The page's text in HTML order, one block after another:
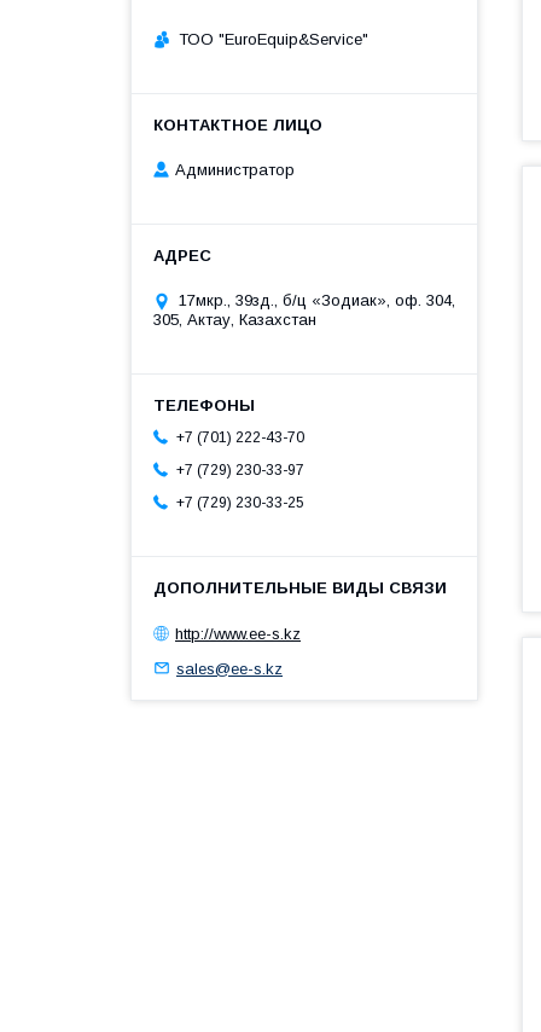
ТОО "ЕurоЕquip&Sеrviсе"
Администратор
17мкр., 39зд., б/ц «Зодиак», оф. 304,
305, Актау, Казахстан
+7 (701) 222-43-70
+7 (729) 230-33-97
+7 (729) 230-33-25
http://www.ee-s.kz
sales@ee-s.kz